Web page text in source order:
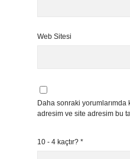
Web Sitesi
Daha sonraki yorumlarımda
adresim ve site adresim bu
10 - 4 kaçtır? *